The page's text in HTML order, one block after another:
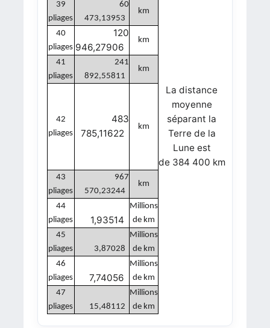
39
pliages
60
473,13953
km
40
pliages
120
946,27906
km
41
pliages
241
892,55811
km
42
pliages
483
785,11622
km
La distance
moyenne
séparant la
Terre de la
Lune est
de 384 400 km
43
pliages
967
570,23244
km
44
pliages
1,93514
Millions
de km
45
pliages
3,87028
Millions
de km
46
pliages
7,74056
Millions
de km
47
pliages
15,48112
Millions
de km